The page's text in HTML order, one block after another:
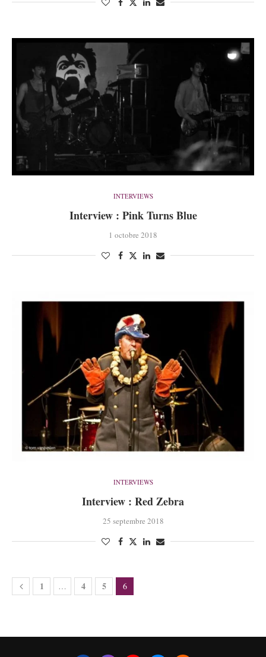
INTERVIEWS
Interview : Pink Turns Blue
1 octobre 2018
INTERVIEWS
Interview : Red Zebra
25 septembre 2018
1 … 4 5 6